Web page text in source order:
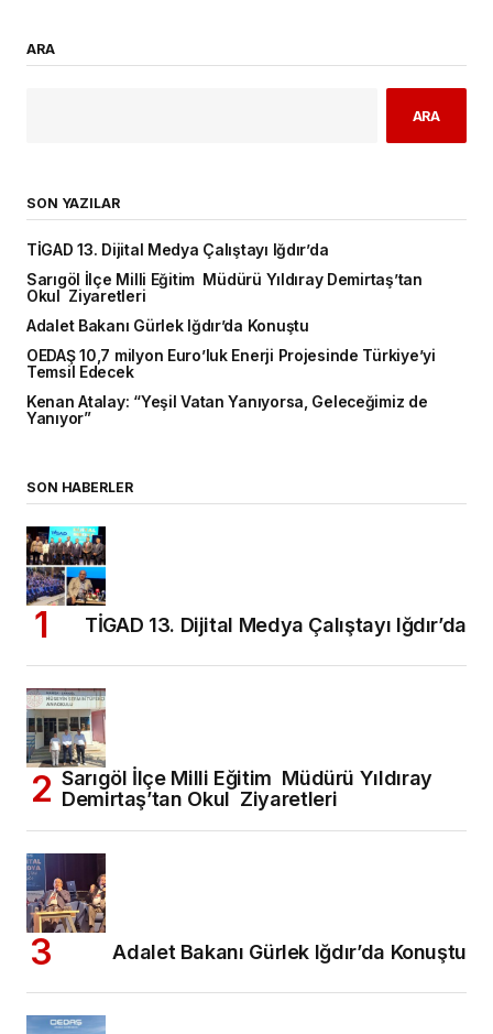
ARA
ARA
SON YAZILAR
TİGAD 13. Dijital Medya Çalıştayı Iğdır’da
Sarıgöl İlçe Milli Eğitim Müdürü Yıldıray Demirtaş’tan
Okul Ziyaretleri
Adalet Bakanı Gürlek Iğdır’da Konuştu
OEDAŞ 10,7 milyon Euro’luk Enerji Projesinde Türkiye’yi
Temsil Edecek
Kenan Atalay: “Yeşil Vatan Yanıyorsa, Geleceğimiz de
Yanıyor”
SON HABERLER
TİGAD 13. Dijital Medya Çalıştayı Iğdır’da
Sarıgöl İlçe Milli Eğitim Müdürü Yıldıray
Demirtaş’tan Okul Ziyaretleri
Adalet Bakanı Gürlek Iğdır’da Konuştu